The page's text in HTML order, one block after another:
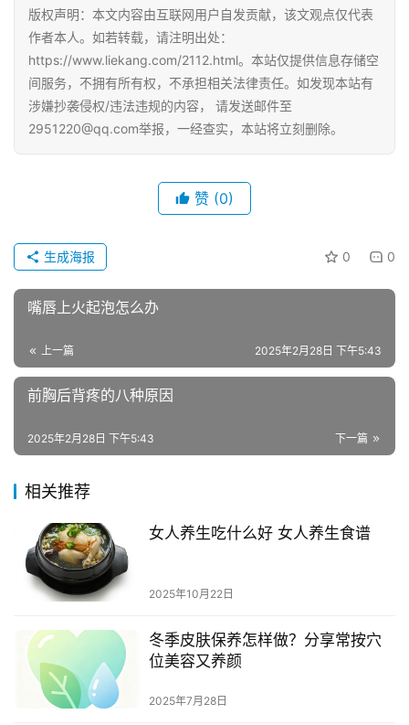
版权声明：本文内容由互联网用户自发贡献，该文观点仅代表
作者本人。如若转载，请注明出处：
https://www.liekang.com/2112.html。本站仅提供信息存储空
间服务，不拥有所有权，不承担相关法律责任。如发现本站有
涉嫌抄袭侵权/违法违规的内容， 请发送邮件至
2951220@qq.com举报，一经查实，本站将立刻删除。
赞 (0)
0 0
生成海报
嘴唇上火起泡怎么办
上一篇 2025年2月28日 下午5:43
前胸后背疼的八种原因
下一篇
2025年2月28日 下午5:43
相关推荐
女人养生吃什么好 女人养生食谱
2025年10月22日
冬季皮肤保养怎样做？分享常按穴
位美容又养颜
2025年7月28日